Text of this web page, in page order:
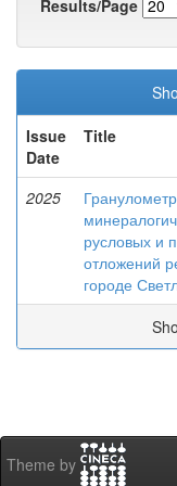
Results/Page
Issue
Date
Title
2025
русловых и
отложений
городе
Theme by